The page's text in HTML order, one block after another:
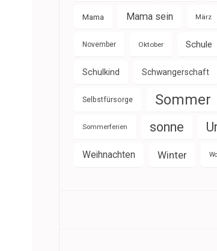
Mama Mama sein März
November Oktober Schule
Schulkind Schwangerschaft
Selbstfürsorge Sommer
Sommerferien sonne
Weihnachten Winter